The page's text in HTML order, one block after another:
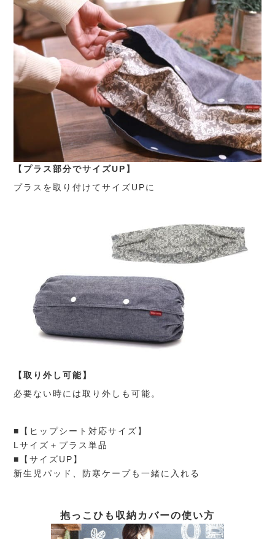
【プラス部分でサイズUP】
プラスを取り付けてサイズUPに
【取り外し可能】
必要ない時には取り外しも可能。
■【ヒップシート対応サイズ】
Lサイズ＋プラス単品
■【サイズUP】
新生児パッド、防寒ケープも一緒に入れる
抱っこひも収納カバーの使い方